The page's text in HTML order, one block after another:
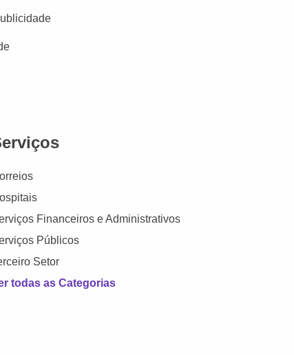
Financeiros e Administrativos
Públicos
Setor
todas as Categorias